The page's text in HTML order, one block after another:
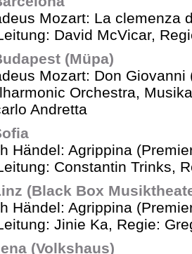
Mozart: La clemenza
David McVicar,
(Müpa)
Mozart: Don Giovanni
Orchestra,
Andretta
Händel: Agrippina
Constantin Trinks,
(Black Box
Händel: Agrippina
Jinie Ka, Regie:
(Volkshaus)